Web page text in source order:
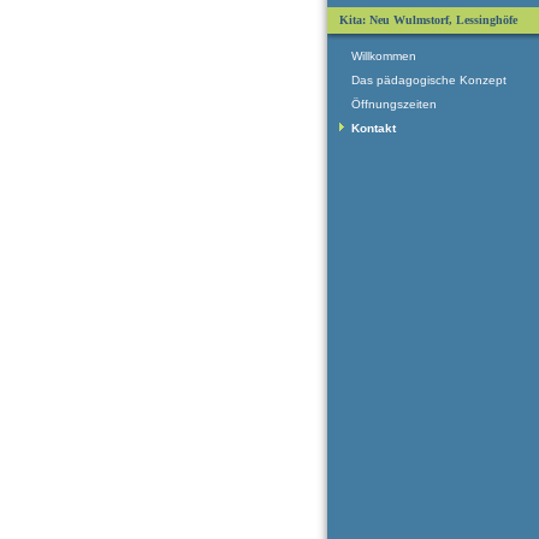
Kita: Neu Wulmstorf, Lessinghöfe
Willkommen
Das pädagogische Konzept
Öffnungszeiten
Kontakt